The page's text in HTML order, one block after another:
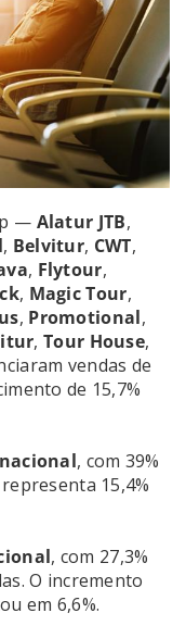
— Alatur JTB,
, Belvitur, CWT,
, Flytour,
, Magic Tour,
, Promotional,
,Tour House,
vendas de
de 15,7%
, com 39%
15,4%
, com 27,3%
O incremento
em 6,6%.